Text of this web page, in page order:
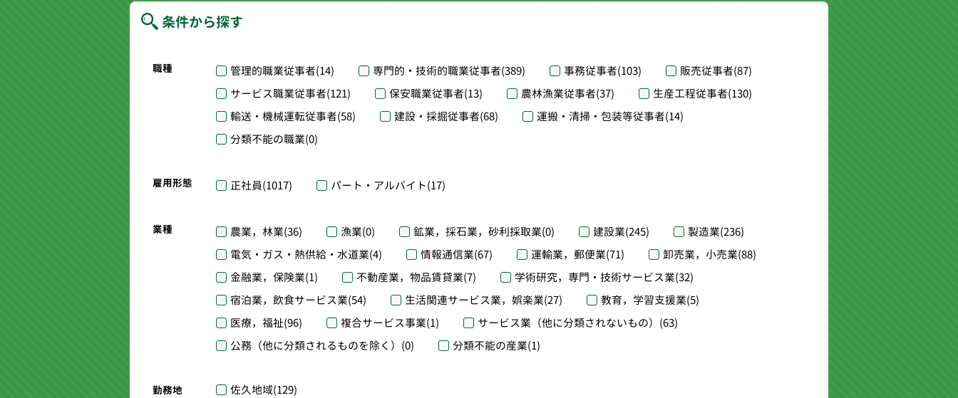
条件から探す
職種 管理的職業従事者(14) 専門的・技術的職業従事者(389) 事務従事者(103) 販売従事者(87)
サービス職業従事者(121) 保安職業従事者(13) 農林漁業従事者(37) 生産工程従事者(130)
輸送・機械運転従事者(58) 建設・採掘従事者(68) 運搬・清掃・包装等従事者(14)
分類不能の職業(0)
雇用形態 正社員(1017) パート・アルバイト(17)
業種 農業，林業(36) 漁業(0) 鉱業，採石業，砂利採取業(0) 建設業(245) 製造業(236)
電気・ガス・熱供給・水道業(4) 情報通信業(67) 運輸業，郵便業(71) 卸売業，小売業(88)
金融業，保険業(1) 不動産業，物品賃貸業(7) 学術研究，専門・技術サービス業(32)
宿泊業，飲食サービス業(54) 生活関連サービス業，娯楽業(27) 教育，学習支援業(5)
医療，福祉(96) 複合サービス事業(1) サービス業（他に分類されないもの） (63)
公務（他に分類されるものを除く） (0) 分類不能の産業(1)
勤務地 佐久地域(129)